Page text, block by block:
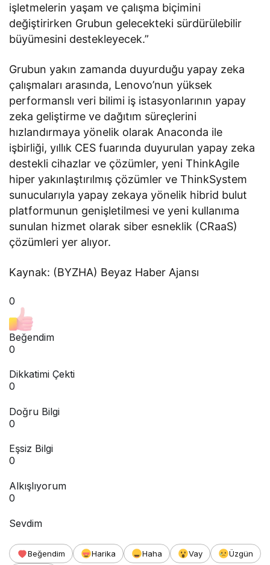
işletmelerin yaşam ve çalışma biçimini
değiştirirken Grubun gelecekteki sürdürülebilir
büyümesini destekleyecek.”
Grubun yakın zamanda duyurduğu yapay zeka
çalışmaları arasında, Lenovo’nun yüksek
performanslı veri bilimi iş istasyonlarının yapay
zeka geliştirme ve dağıtım süreçlerini
hızlandırmaya yönelik olarak Anaconda ile
işbirliği, yıllık CES fuarında duyurulan yapay zeka
destekli cihazlar ve çözümler, yeni ThinkAgile
hiper yakınlaştırılmış çözümler ve ThinkSystem
sunucularıyla yapay zekaya yönelik hibrid bulut
platformunun genişletilmesi ve yeni kullanıma
sunulan hizmet olarak siber esneklik (CRaaS)
çözümleri yer alıyor.
Kaynak: (BYZHA) Beyaz Haber Ajansı
0
Beğendim
0
Dikkatimi Çekti
0
Doğru Bilgi
0
Eşsiz Bilgi
0
Alkışlıyorum
0
Sevdim
Beğendim Harika Haha Vay
Üzgün